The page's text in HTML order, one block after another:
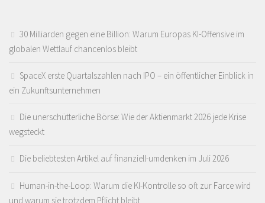
30 Milliarden gegen eine Billion: Warum Europas KI-Offensive im
globalen Wettlauf chancenlos bleibt
SpaceX erste Quartalszahlen nach IPO – ein öffentlicher Einblick in
ein Zukunftsunternehmen
Die unerschütterliche Börse: Wie der Aktienmarkt 2026 jede Krise
wegsteckt
Die beliebtesten Artikel auf finanziell-umdenken im Juli 2026
Human-in-the-Loop: Warum die KI-Kontrolle so oft zur Farce wird
und warum sie trotzdem Pflicht bleibt